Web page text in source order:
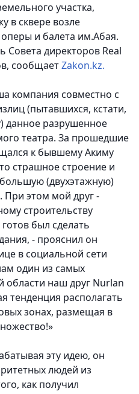
участка,
в сквере возле
оперы и балета им.Абая.
Совета директоров Real
, сообщаетZakon.kz.
компания совместно с
(пытавшихся, кстати,
данное разрушенное
театра. За прошедшие
к бывшему Акиму
страшное строение и
(двухэтажную)
При этом мой друг -
строительству
был сделать
- прояснил он
в социальной сети
один из самых
области наш друг Nurlan
тенденция располагать
зонах, размещая в
эту идею, он
людей из
как получил